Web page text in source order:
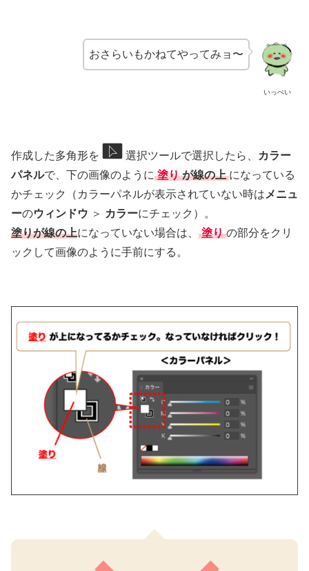
いっぺい
おさらいもかねてやってみョ〜
作成した多角形を 選択ツールで選択したら、
カラー
パネルで、下の画像のように 塗りが線の上 になっている
かチェック（カラーパネルが表示されていない時は メニュ
ーのウィンドウ ＞ カラーにチェック）。
塗りが線の上になっていない場合は、 塗り の部分をクリ
ックして画像のように手前にする。